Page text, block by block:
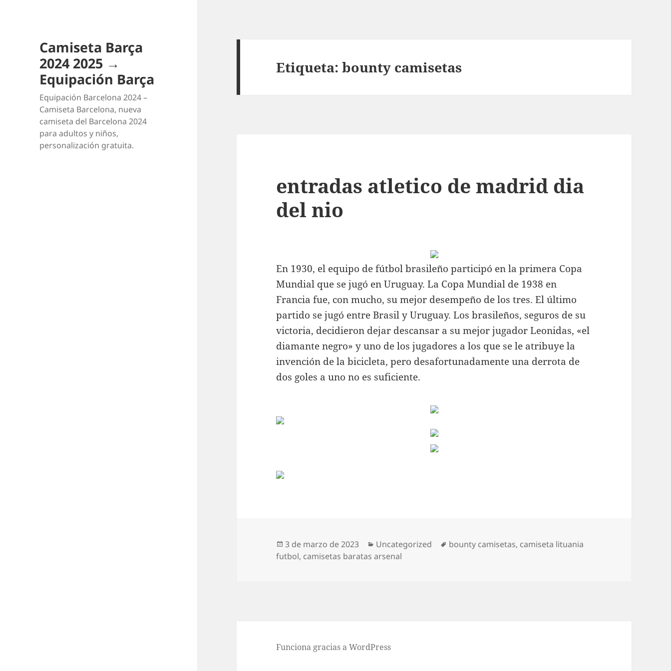
Camiseta Barça
2024 2025 →
Equipación Barça
Equipación Barcelona 2024 –
Camiseta Barcelona, nueva
camiseta del Barcelona 2024
para adultos y niños,
personalización gratuita.
Etiqueta:bounty camisetas
entradas atletico de madrid dia
del nio
En 1930, el equipo de fútbol brasileño participó en la primera Copa
Mundial que se jugó en Uruguay. La Copa Mundial de 1938 en
Francia fue, con mucho, su mejor desempeño de los tres. El último
partido se jugó entre Brasil y Uruguay. Los brasileños, seguros de su
victoria, decidieron dejar descansar a su mejor jugador Leonidas, «el
diamante negro» y uno de los jugadores a los que se le atribuye la
invención de la bicicleta, pero desafortunadamente una derrota de
dos goles a uno no es suficiente.
Publicado
el
3 de marzo de 2023 Categorías
Uncategorized Etiquetas
bounty camisetas, camiseta lituania
futbol, camisetas baratas arsenal
Funciona gracias a WordPress